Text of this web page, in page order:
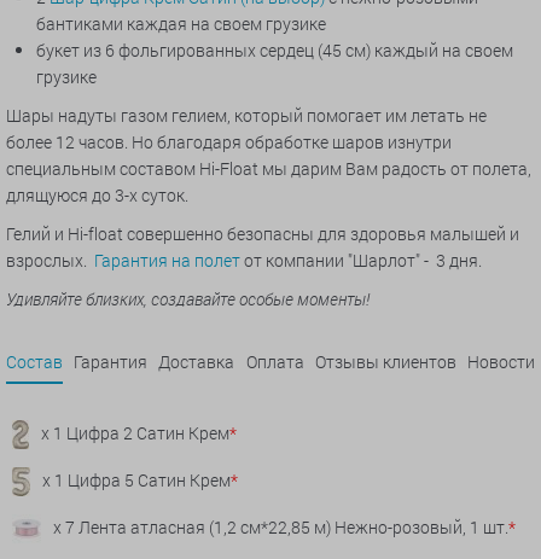
бантиками каждая на своем грузике
букет из 6 фольгированных сердец (45 см) каждый на своем
грузике
Шары надуты газом гелием, который помогает им летать не
более 12 часов. Но благодаря обработке шаров изнутри
специальным составом Hi-Float мы дарим Вам радость от полета,
длящуюся до 3-х суток.
Гелий и Hi-float совершенно безопасны для здоровья малышей и
взрослых. Гарантия на полетот компании "Шарлот" - 3 дня.
Удивляйте близких, создавайте особые моменты!
Состав Гарантия Доставка Оплата Отзывы клиентов Новости
x 1 Цифра 2 Сатин Крем*
x 1 Цифра 5 Сатин Крем*
x 7 Лента атласная (1,2 см*22,85 м) Нежно-розовый, 1 шт.*